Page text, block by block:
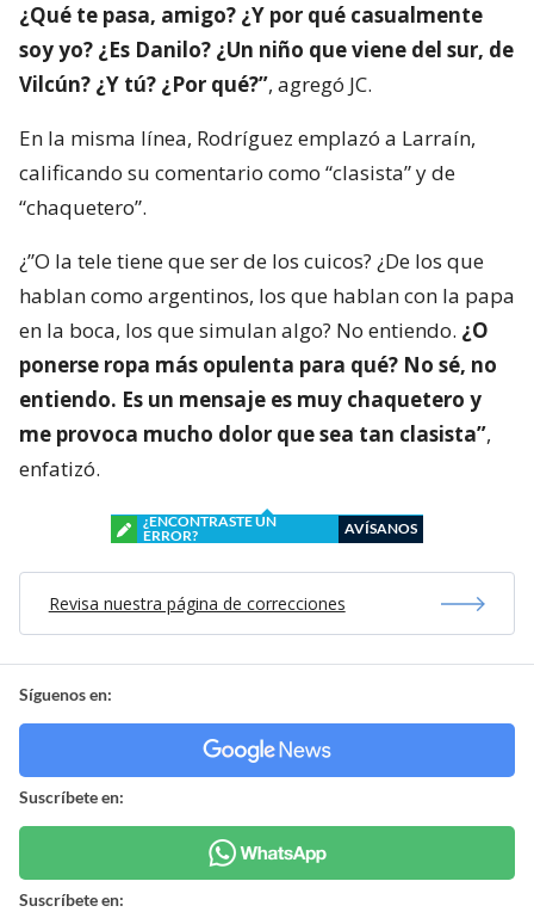
¿Qué te pasa, amigo? ¿Y por qué casualmente
soy yo? ¿Es Danilo? ¿Un niño que viene del sur, de
Vilcún? ¿Y tú? ¿Por qué?”, agregó JC.
En la misma línea, Rodríguez emplazó a Larraín,
calificando su comentario como “clasista” y de
“chaquetero”.
¿”O la tele tiene que ser de los cuicos? ¿De los que
hablan como argentinos, los que hablan con la papa
en la boca, los que simulan algo? No entiendo. ¿O
ponerse ropa más opulenta para qué? No sé, no
entiendo. Es un mensaje es muy chaquetero y
me provoca mucho dolor que sea tan clasista”,
enfatizó.
¿ENCONTRASTE UN
ERROR?
AVÍSANOS
Revisa nuestra página de correcciones
Síguenos en:
Suscríbete en:
Suscríbete en: